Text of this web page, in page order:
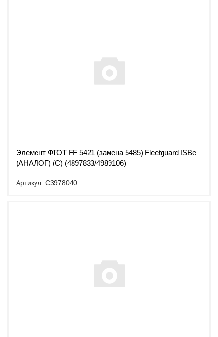
Элемент ФТОТ FF 5421 (замена 5485) Fleetguard ISBe
(АНАЛОГ) (C) (4897833/4989106)
Артикул: C3978040